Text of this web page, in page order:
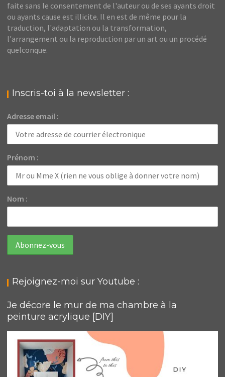
faite sans le consentement de l'auteur ou de ses ayants droit
ou ayants cause est illicite. Il en est de même pour la
traduction, l'adaptation ou la transformation,
l'arrangement ou la reproduction par un art ou un procédé
quelconque.
Inscris-toi à la newsletter :
Adresse email :
Prénom :
Nom :
Rejoignez-moi sur Youtube :
Je décore le mur de ma chambre à la
peinture acrylique [DIY]